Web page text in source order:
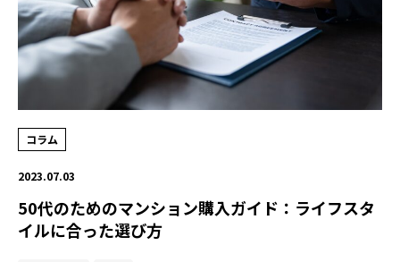
コラム
2023.07.03
50代のためのマンション購入ガイド：ライフスタ
イルに合った選び方